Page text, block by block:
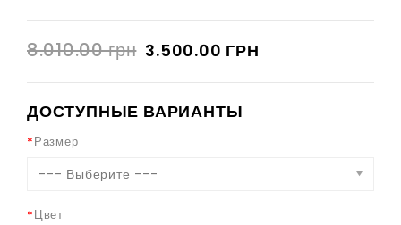
8.010.00 грн 3.500.00 ГРН
ДОСТУПНЫЕ ВАРИАНТЫ
Размер
--- Выберите ---
Цвет